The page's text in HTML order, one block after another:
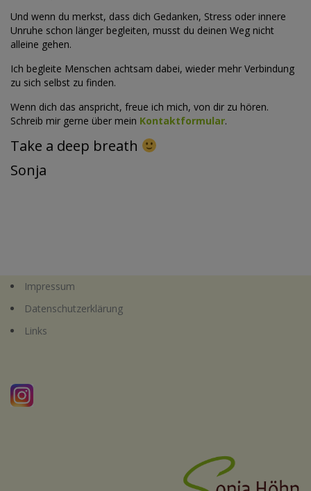
Und wenn du merkst, dass dich Gedanken, Stress oder innere
Unruhe schon länger begleiten, musst du deinen Weg nicht
alleine gehen.
Ich begleite Menschen achtsam dabei, wieder mehr Verbindung
zu sich selbst zu finden.
Wenn dich das anspricht, freue ich mich, von dir zu hören.
Schreib mir gerne über mein Kontaktformular.
Take a deep breath
Sonja
Impressum
Datenschutzerklärung
Links